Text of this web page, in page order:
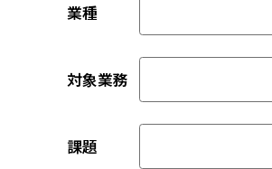
業種
対象業務
課題